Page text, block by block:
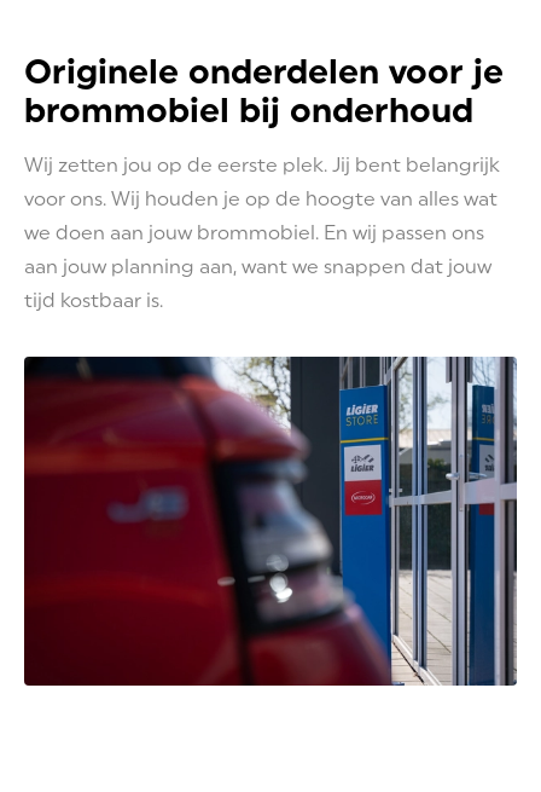
Originele onderdelen voor je
brommobiel bij onderhoud
Wij zetten jou op de eerste plek. Jij bent belangrijk
voor ons. Wij houden je op de hoogte van alles wat
we doen aan jouw brommobiel. En wij passen ons
aan jouw planning aan, want we snappen dat jouw
tijd kostbaar is.